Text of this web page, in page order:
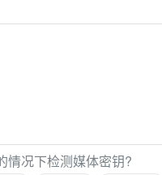
情况下检测媒体密钥?